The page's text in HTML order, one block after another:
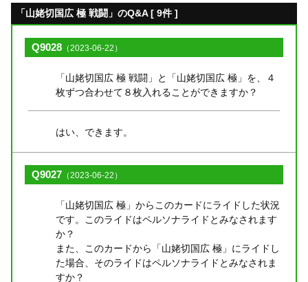
「山姥切国広 極 戦闘」のQ&A [ 9件 ]
Q9028 （2023-06-22）
「山姥切国広 極 戦闘」と「山姥切国広 極」を、４
枚ずつ合わせて８枚入れることができますか？
はい、できます。
Q9027 （2023-06-22）
「山姥切国広 極」からこのカードにライドした状況
です。このライドはペルソナライドとみなされます
か？
また、このカードから「山姥切国広 極」にライドし
た場合、そのライドはペルソナライドとみなされま
すか？